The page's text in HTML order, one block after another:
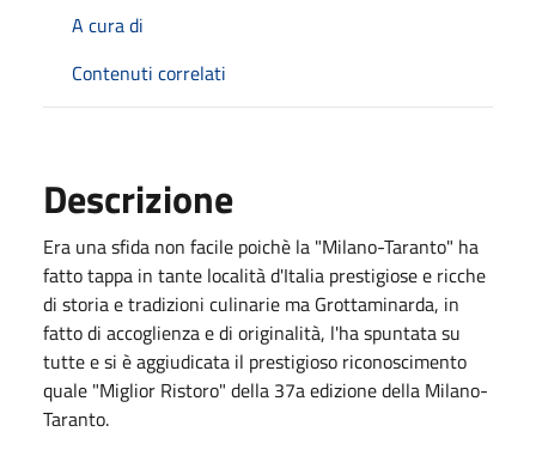
A cura di
Contenuti correlati
Descrizione
Era una sfida non facile poichè la "Milano-Taranto" ha
fatto tappa in tante località d'Italia prestigiose e ricche
di storia e tradizioni culinarie ma Grottaminarda, in
fatto di accoglienza e di originalità, l'ha spuntata su
tutte e si è aggiudicata il prestigioso riconoscimento
quale "Miglior Ristoro" della 37a edizione della Milano-
Taranto.